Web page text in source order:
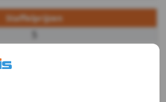
Staffelprijzen